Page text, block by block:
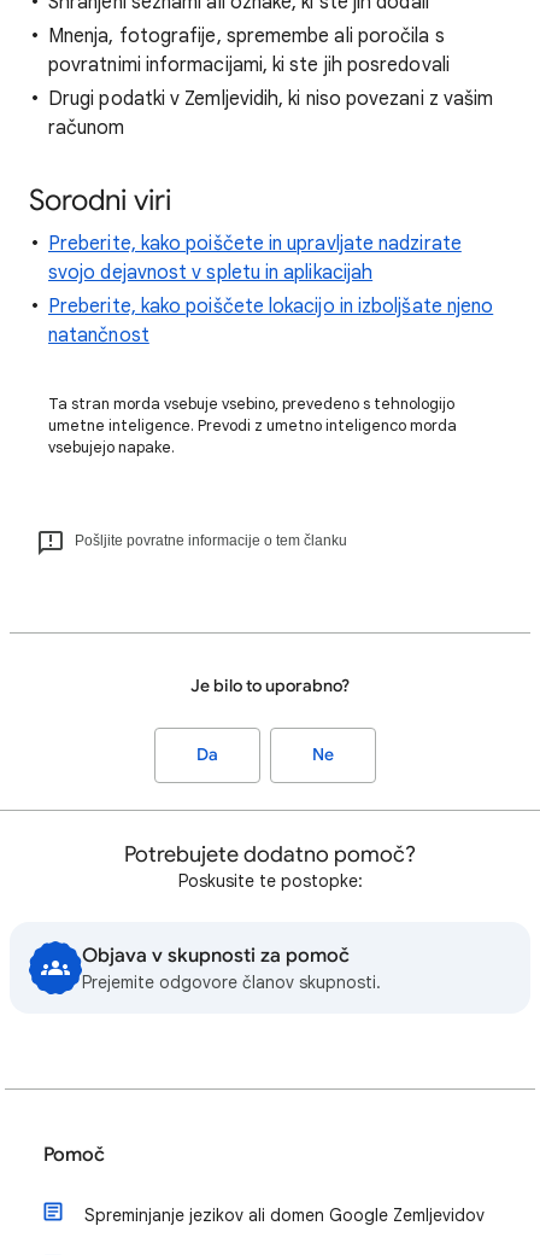
Mnenja, fotografije, spremembe ali poročila s
povratnimi informacijami, ki ste jih posredovali
Drugi podatki v Zemljevidih, ki niso povezani z vašim
računom
Sorodni viri
Preberite, kako poiščete in upravljate nadzirate
svojo dejavnost v spletu in aplikacijah
Preberite, kako poiščete lokacijo in izboljšate njeno
natančnost
Ta stran morda vsebuje vsebino, prevedeno s tehnologijo
umetne inteligence. Prevodi z umetno inteligenco morda
vsebujejo napake.
Pošljite povratne informacije o tem članku
Je bilo to uporabno?
Da Ne
Potrebujete dodatno pomoč?
Poskusite te postopke:
Objava v skupnosti za pomoč
Prejemite odgovore članov skupnosti.
Pomoč
Spreminjanje jezikov ali domen Google Zemljevidov